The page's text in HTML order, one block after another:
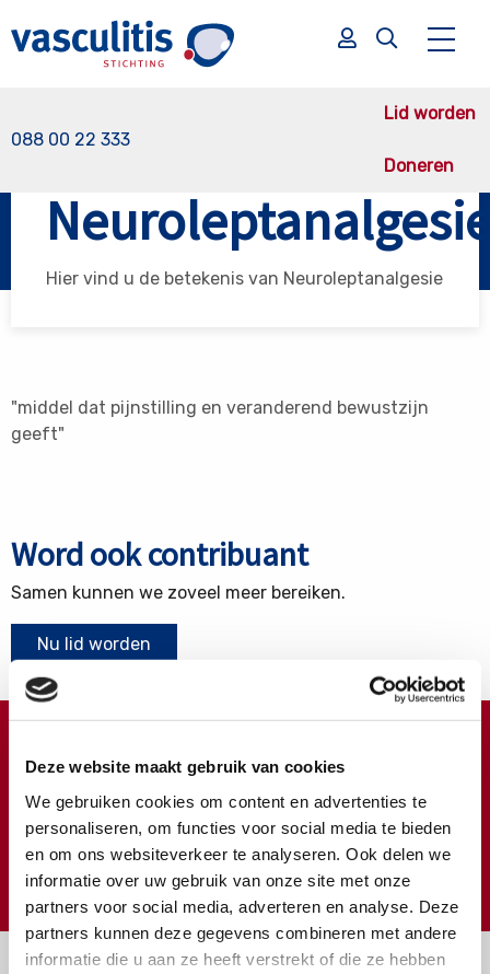
Deze website maakt gebruik van cookies
We gebruiken cookies om content en advertenties te
personaliseren, om functies voor social media te bieden
en om ons websiteverkeer te analyseren. Ook delen we
informatie over uw gebruik van onze site met onze
partners voor social media, adverteren en analyse. Deze
partners kunnen deze gegevens combineren met andere
informatie die u aan ze heeft verstrekt of die ze hebben
088 00 22 333
Lid worden
Doneren
Zoek
Zoek
Hier vind u de betekenis van Neuroleptanalgesie
"middel dat pijnstilling en veranderend bewustzijn
geeft"
Word ook contribuant
Samen kunnen we zoveel meer bereiken.
Nu lid worden
Doneren ?
Meer weten over wat we met uw extra gift doen?
€ Doneer